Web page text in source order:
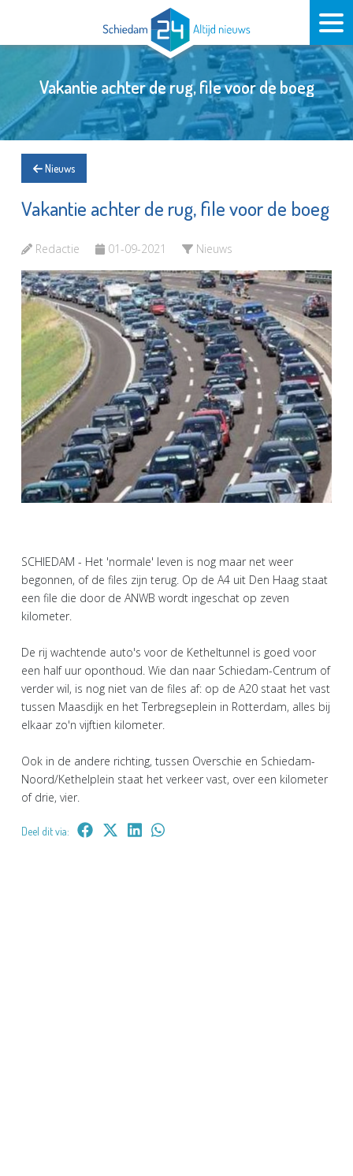
Vakantie achter de rug, file voor de boeg
Nieuws
Vakantie achter de rug, file voor de boeg
Redactie 01-09-2021 Nieuws
SCHIEDAM - Het 'normale' leven is nog maar net weer
begonnen, of de files zijn terug. Op de A4 uit Den Haag staat
een file die door de ANWB wordt ingeschat op zeven
kilometer.
De rij wachtende auto's voor de Ketheltunnel is goed voor
een half uur oponthoud. Wie dan naar Schiedam-Centrum of
verder wil, is nog niet van de files af: op de A20 staat het vast
tussen Maasdijk en het Terbregseplein in Rotterdam, alles bij
elkaar zo'n vijftien kilometer.
Ook in de andere richting, tussen Overschie en Schiedam-
Noord/Kethelplein staat het verkeer vast, over een kilometer
of drie, vier.
Deel dit via: